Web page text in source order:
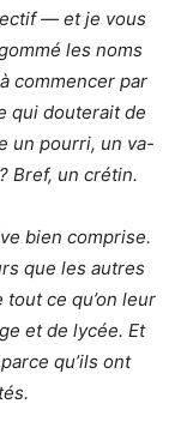
— et je vous
les noms
commencer par
qui douterait de
un pourri, un va-
Bref, un crétin.
bien comprise.
que les autres
tout ce qu’on leur
et de lycée. Et
qu’ils ont